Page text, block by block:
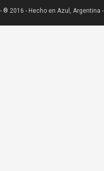
® 2016 - Hecho en Azul, Argentina -